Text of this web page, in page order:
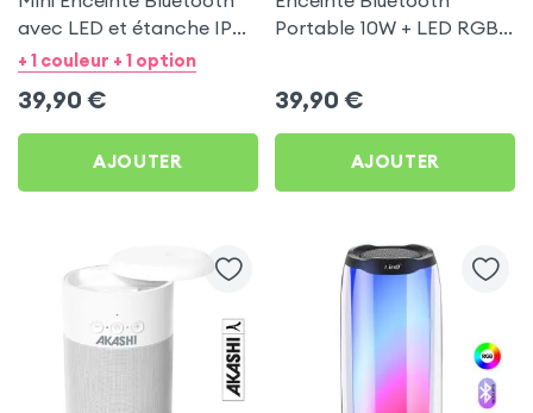
avec LED et étanche IPX6
- LinQ Noir pour Nokia
+ 1 couleur + 1 option
39,90 €
AJOUTER
Portable 10W + LED RGB -
39,90 €
AJOUTER